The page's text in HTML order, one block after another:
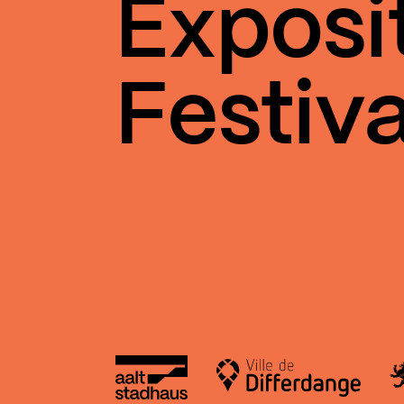
Aalt Stadhaus Ville de Differdange